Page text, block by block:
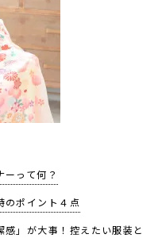
って何？
のポイント４点
」が大事！控えたい服装と